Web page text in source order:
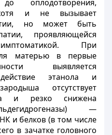
оплодотворения,
и не вызывает
но может быть
проявляющейся
При
матерью в первые
выявляется
действие этанола и
отсутствует
и резко снижена
—
и белков (в том числе
в зачатке головного